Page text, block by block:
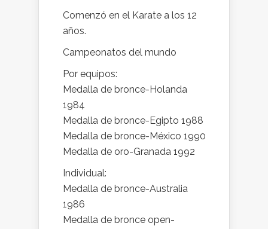
Comenzó en el Karate a los 12
años.
Campeonatos del mundo
Por equipos:
Medalla de bronce-Holanda
1984
Medalla de bronce-Egipto 1988
Medalla de bronce-México 1990
Medalla de oro-Granada 1992
Individual:
Medalla de bronce-Australia
1986
Medalla de bronce open-